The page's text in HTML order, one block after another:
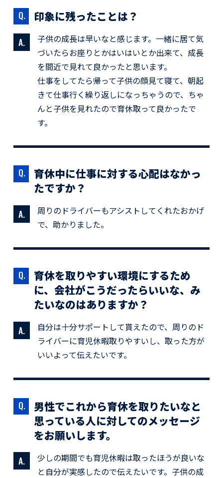
印象に残ったことは？
子供の成長は早いなと感じます。一緒に居て気
づいたらお座りとかはいはいとか出来て、成長
を間近で見れて良かったと思います。
仕事をしてたら帰って子供の顔見て寝て、朝起
きて仕事行く繰り返しになっちゃうので、ちゃ
んと子供を見れたので育休取って良かったで
す。
育休中に仕事に対する心配はなかっ
たですか？
周りのドライバーもアシストしてくれたおかげ
で、助かりました。
育休を取りやすい環境にするため
に、会社がこうだったらいいな、み
たいなのはありますか？
自分は十分サポートして貰えたので、周りのド
ライバーに育児休暇取りやすいし、取った方が
いいよって伝えたいです。
男性でこれから育休を取りたいなと
思っている人に対してのメッセージ
をお願いします。
少しの期間でも育児休暇は取ったほうが良いな
と自分が実感したので伝えたいです。子供の成